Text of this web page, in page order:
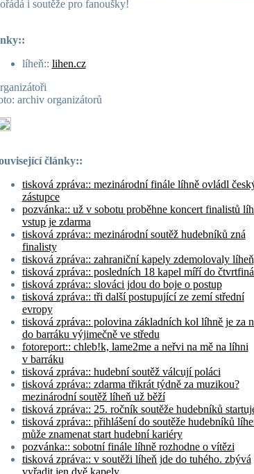
i soutěže pro fanoušky!
líheň:: lihen.cz
archiv organizátorů
články::
tisková zpráva:: mezinárodní finále líhně ovládl
zástupce
pozvánka:: už v sobotu proběhne koncert finalistů
vstup je zdarma
tisková zpráva:: mezinárodní soutěž hudebníků zná
finalisty
tisková zpráva:: zahraniční kapely zdemolovaly líheň
tisková zpráva:: posledních 18 kapel míří do
tisková zpráva:: slováci jdou do boje o postup
tisková zpráva:: tři další postupující ze zemí střední
evropy
tisková zpráva:: polovina základních kol líhně je za
do barráku výjimečně ve středu
fotoreport:: chleb!k, lame2me a neřvi na mě na líhni
v barráku
tisková zpráva:: hudební soutěž válcují poláci
tisková zpráva:: zdarma třikrát týdně za muzikou?
mezinárodní soutěž líheň už běží
tisková zpráva:: 25. ročník soutěže hudebníků
tisková zpráva:: přihlášení do soutěže hudebníků
může znamenat start hudební kariéry
pozvánka:: sobotní finále líhně rozhodne o vítězi
tisková zpráva:: v soutěži líheň jde do tuhého. zbývá